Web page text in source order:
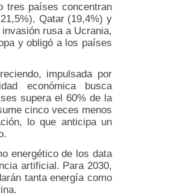
tres países concentran
Qatar (19,4%) y
rusa a Ucrania,
y obligó a los países
impulsada por
económica busca
supera el 60% de la
cinco veces menos
lo que anticipa un
energético de los data
artificial. Para 2030,
tanta energía como